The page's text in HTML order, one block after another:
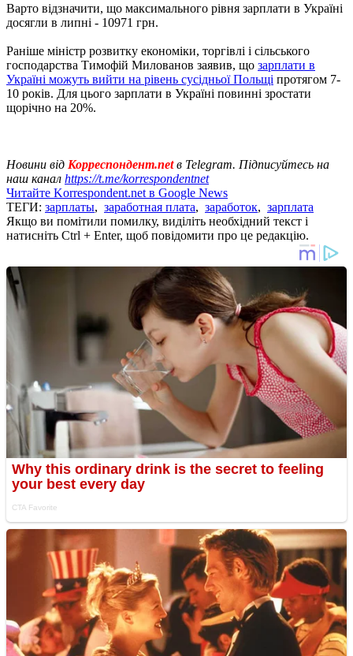
Варто відзначити, що максимального рівня зарплати в Україні
досягли в липні - 10971 грн.
Раніше міністр розвитку економіки, торгівлі і сільського
господарства Тимофій Милованов заявив, що зарплати в
Україні можуть вийти на рівень сусідньої Польщі протягом 7-
10 років. Для цього зарплати в Україні повинні зростати
щорічно на 20%.
Новини від Корреспондент.netв Telegram. Підписуйтесь на
наш канал https://t.me/korrespondentnet
Читайте Korrespondent.net в Google News
ТЕГИ: зарплаты, заработная плата, заработок, зарплата
Якщо ви помітили помилку, виділіть необхідний текст і
натисніть Ctrl + Enter, щоб повідомити про це редакцію.